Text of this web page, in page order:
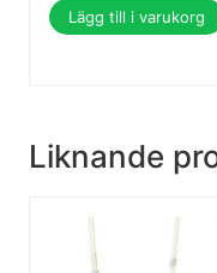
Lägg till i varukorg
Liknande